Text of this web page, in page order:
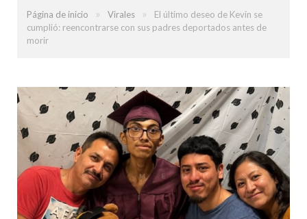
Página de inicio » Virales »
El último deseo de Kevin se
cumplió: reencontrarse con sus padres deportados antes de
morir